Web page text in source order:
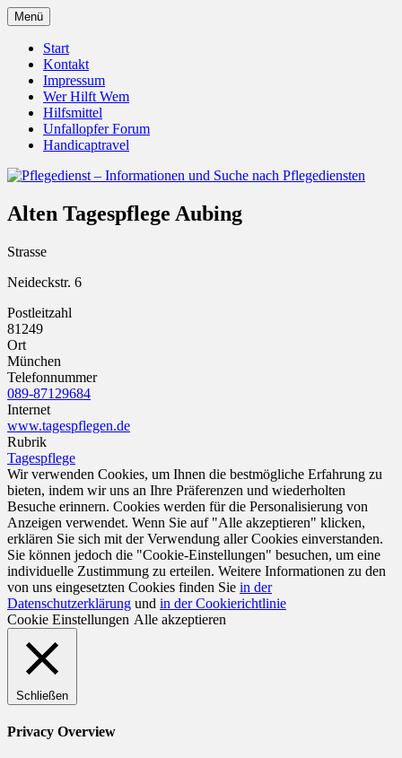
Zum
Inhalt
springen
Pflegedienst – Informationen
und Suche nach Pflegediensten
Unfallopfer – Hilfswerk
Menü
Start
Kontakt
Impressum
Wer Hilft Wem
Hilfsmittel
Unfallopfer Forum
Handicaptravel
Alten Tagespflege Aubing
Strasse
Neideckstr. 6
Postleitzahl
81249
Ort
München
Telefonnummer
089-87129684
Internet
www.tagespflegen.de
Rubrik
Tagespflege
Wir verwenden Cookies, um Ihnen die bestmögliche Erfahrung zu
bieten, indem wir uns an Ihre Präferenzen und wiederholten
Besuche erinnern. Cookies werden für die Personalisierung von
Anzeigen verwendet. Wenn Sie auf "Alle akzeptieren" klicken,
erklären Sie sich mit der Verwendung aller Cookies einverstanden.
Sie können jedoch die "Cookie-Einstellungen" besuchen, um eine
individuelle Zustimmung zu erteilen. Weitere Informationen zu den
von uns eingesetzten Cookies finden Sie in der
Datenschutzerklärung und in der Cookierichtlinie
Cookie Einstellungen Alle akzeptieren
Schließen
Privacy Overview